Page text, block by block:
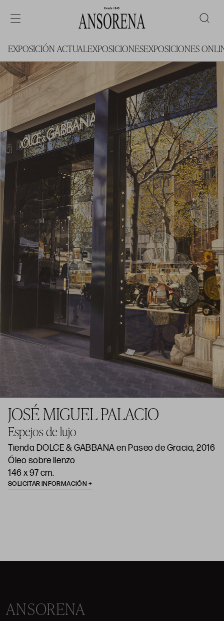
EXPOSICIÓN ACTUALEXPOSICIONESEXPOSICIONES
JOSÉ MIGUEL PALACIO
Espejos de lujo
Tienda DOLCE & GABBANA en Paseo de Gracia, 2016
Óleo sobre lienzo
146 x 97 cm.
SOLICITAR INFORMACIÓN
ANSORENA